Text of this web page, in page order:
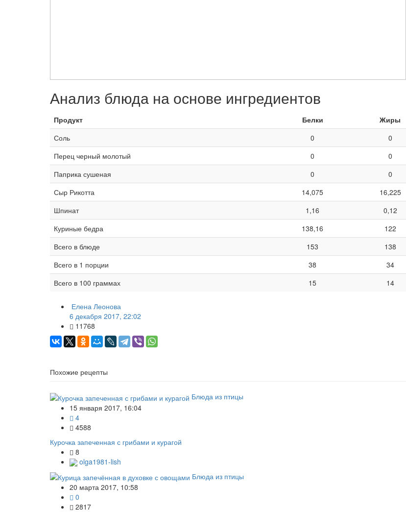
Анализ блюда на основе ингредиентов
Продукт Белки Жиры
Соль
0 0
Перец черный молотый
0 0
Паприка сушеная
0 0
Сыр Рикотта
14,075 16,225
Шпинат
1,16 0,12
Куриные бедра
138,16 122
Всего в блюде
153 138
Всего в 1 порции
38 34
Всего в 100 граммах
15 14
Елена Леонова
6 декабря 2017, 22:02
11768
Похожие рецепты
Блюда из птицы
15 января 2017, 16:04
4
4588
Курочка запеченная с грибами и курагой
8
olga1981-lish
Блюда из птицы
20 марта 2017, 10:58
0
2817